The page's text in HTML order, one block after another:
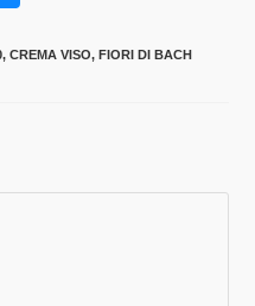
, CREMA VISO, FIORI DI BACH